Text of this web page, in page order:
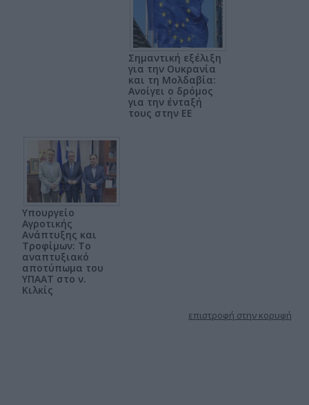
Σημαντική εξέλιξη
για την Ουκρανία
και τη Μολδαβία:
Ανοίγει ο δρόμος
για την ένταξή
τους στην ΕΕ
Υπουργείο
Αγροτικής
Ανάπτυξης και
Τροφίμων: Το
αναπτυξιακό
αποτύπωμα του
ΥΠΑΑΤ στο ν.
Κιλκίς
επιστροφή στην κορυφή